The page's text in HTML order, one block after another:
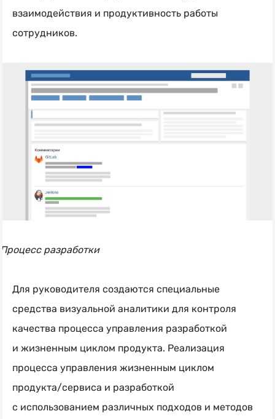
взаимодействия и продуктивность работы
сотрудников.
Процесс разработки
Для руководителя создаются специальные
средства визуальной аналитики для контроля
качества процесса управления разработкой
и жизненным циклом продукта. Реализация
процесса управления жизненным циклом
продукта/сервиса и разработкой
с использованием различных подходов и методов